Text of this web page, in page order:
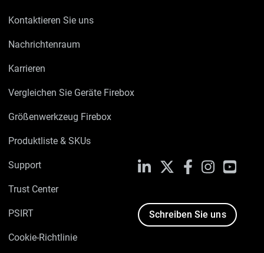
Kontaktieren Sie uns
Nachrichtenraum
Karrieren
Vergleichen Sie Geräte Firebox
Größenwerkzeug Firebox
Produktliste & SKUs
Support
Trust Center
PSIRT
Cookie-Richtlinie
LinkedIn FacebookInstagram
Schreiben Sie uns